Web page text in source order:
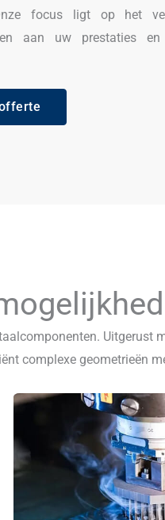
focus ligt op het
aan uw prestaties en
Uitgerust
complexe geometrieën